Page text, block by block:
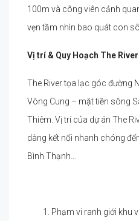
100m và công viên cảnh
vẹn tầm nhìn bao quát con
Vị trí & Quy Hoạch The
The River tọa lạc góc đường
Vòng Cung – mặt tiền sông
Thiêm. Vị trí của dự án The
dàng kết nối nhanh chóng
Bình Thạnh…
Phạm vi ranh giới khu